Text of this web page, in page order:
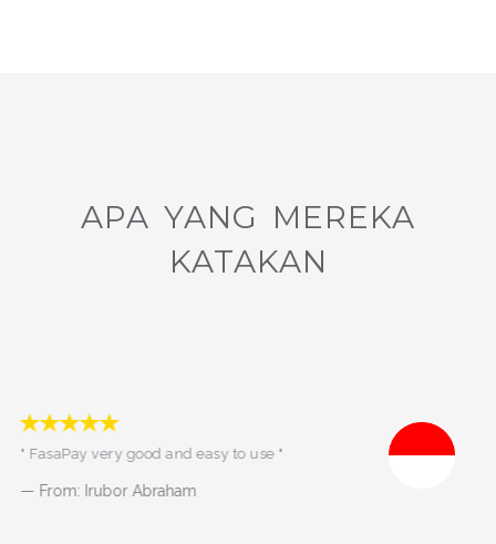
APA YANG MEREKA
KATAKAN
"I've been using fasapay from 2014 till
now. You all know what it means :) "